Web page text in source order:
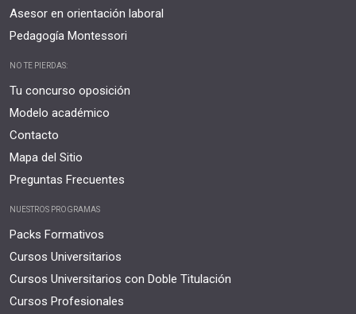
Asesor en orientación laboral
Pedagogía Montessori
NO TE PIERDAS:
Tu concurso oposición
Modelo académico
Contacto
Mapa del Sitio
Preguntas Frecuentes
NUESTROS PROGRAMAS
Packs Formativos
Cursos Universitarios
Cursos Universitarios con Doble Titulación
Cursos Profesionales